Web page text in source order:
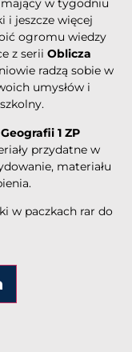
w tygodniu
i jeszcze więcej
ogromu wiedzy
z serii Oblicza
radzą sobie w
umysłów i
1 ZP
przydatne w
materiału
w paczkach rar do